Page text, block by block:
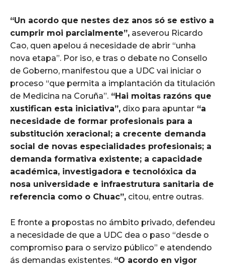
“Un acordo que nestes dez anos só se estivo a
cumprir moi parcialmente”, aseverou Ricardo
Cao, quen apelou á necesidade de abrir “unha
nova etapa”. Por iso, e tras o debate no Consello
de Goberno, manifestou que a UDC vai iniciar o
proceso “que permita a implantación da titulación
de Medicina na Coruña”. “Hai moitas razóns que
xustifican esta iniciativa”, dixo para apuntar “a
necesidade de formar profesionais para a
substitución xeracional; a crecente demanda
social de novas especialidades profesionais; a
demanda formativa existente; a capacidade
académica, investigadora e tecnolóxica da
nosa universidade e infraestrutura sanitaria de
referencia como o Chuac”, citou, entre outras.
E fronte a propostas no ámbito privado, defendeu
a necesidade de que a UDC dea o paso “desde o
compromiso para o servizo público” e atendendo
ás demandas existentes. “O acordo en vigor